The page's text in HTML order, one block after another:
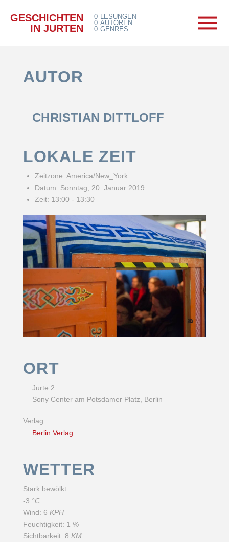
GESCHICHTEN
IN JURTEN
0
0
0
LESUNGEN
AUTOREN
GENRES
AUTOR
CHRISTIAN DITTLOFF
LOKALE ZEIT
Zeitzone: America/New_York
Datum: Sonntag, 20. Januar 2019
Zeit: 13:00 - 13:30
ORT
Jurte 2
Sony Center am Potsdamer Platz, Berlin
Verlag
Berlin Verlag
WETTER
Stark bewölkt
-3 °C
Wind: 6 KPH
Feuchtigkeit: 1 %
Sichtbarkeit: 8 KM